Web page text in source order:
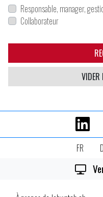
Responsable, manager,
Collaborateur
VIDER
FR